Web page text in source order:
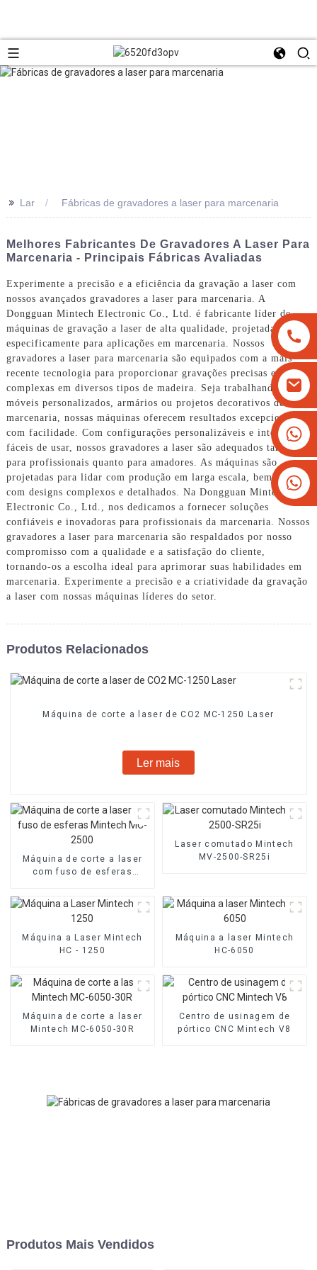
+8613825779334
+16266628193
>> Lar Fábricas de gravadores a laser para marcenaria
Melhores Fabricantes De Gravadores A Laser Para
Marcenaria - Principais Fábricas Avaliadas
Experimente a precisão e a eficiência da gravação a laser com
nossos avançados gravadores a laser para marcenaria. A
Dongguan Mintech Electronic Co., Ltd. é fabricante líder de
máquinas de gravação a laser de alta qualidade, projetadas
especificamente para aplicações em marcenaria. Nossos
gravadores a laser para marcenaria são equipados com a mais
recente tecnologia para proporcionar gravações precisas e
complexas em diversos tipos de madeira. Seja trabalhando em
móveis personalizados, armários ou projetos decorativos de
marcenaria, nossas máquinas oferecem resultados excepcionais
com facilidade. Com configurações personalizáveis ​​e interfaces
fáceis de usar, nossos gravadores a laser são adequados tanto
para profissionais quanto para amadores. As máquinas são
projetadas para lidar com produção em larga escala, bem como
com designs complexos e detalhados. Na Dongguan Mintech
Electronic Co., Ltd., nos dedicamos a fornecer soluções
confiáveis ​​e inovadoras para profissionais da marcenaria. Nossos
gravadores a laser para marcenaria são respaldados por nosso
compromisso com a qualidade e a satisfação do cliente,
tornando-os a escolha ideal para aprimorar suas habilidades em
marcenaria. Experimente a precisão e a criatividade da gravação
a laser com nossas máquinas líderes do setor.
Produtos Relacionados
Máquina de corte a laser de CO2 MC-1250 Laser
Ler mais
Máquina de corte a laser
com fuso de esferas
Laser comutado Mintech
MV-2500-SR25i
Máquina a Laser Mintech
HC - 1250
Máquina a laser Mintech
HC-6050
Máquina de corte a laser
Mintech MC-6050-30R
Centro de usinagem de
pórtico CNC Mintech V8
Produtos Mais Vendidos